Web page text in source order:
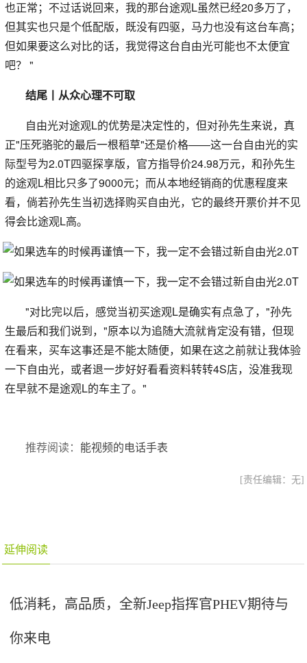
也正常；不过话说回来，我的那台途观L虽然已经20多万了，
但其实也只是个低配版，既没有四驱，马力也没有这台车高；
但如果要这么对比的话，我觉得这台自由光可能也不太便宜
吧？ "
结尾丨从众心理不可取
自由光对途观L的优势是决定性的，但对孙先生来说，真
正"压死骆驼的最后一根稻草"还是价格——这一台自由光的实
际型号为2.0T四驱探享版，官方指导价24.98万元，和孙先生
的途观L相比只多了9000元；而从本地经销商的优惠程度来
看，倘若孙先生当初选择购买自由光，它的最终开票价并不见
得会比途观L高。
"对比完以后，感觉当初买途观L是确实有点急了，"孙先
生最后和我们说到，"原本以为追随大流就肯定没有错，但现
在看来，买车这事还是不能太随便，如果在这之前就让我体验
一下自由光，或者退一步好好看看资料转转4S店，没准我现
在早就不是途观L的车主了。"
推荐阅读： 能视频的电话手表
[责任编辑：无]
延伸阅读
低消耗，高品质，全新Jeep指挥官PHEV期待与
你来电